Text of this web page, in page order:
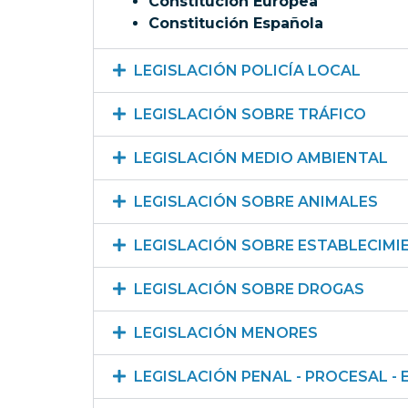
Constitución Española
LEGISLACIÓN POLICÍA LOCAL
LEGISLACIÓN SOBRE TRÁFICO
LEGISLACIÓN MEDIO AMBIENTAL
LEGISLACIÓN SOBRE ANIMALES
LEGISLACIÓN SOBRE
LEGISLACIÓN SOBRE DROGAS
LEGISLACIÓN MENORES
LEGISLACIÓN PENAL - PROCESAL -